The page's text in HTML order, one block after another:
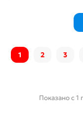
1 2 3
Показано с 1